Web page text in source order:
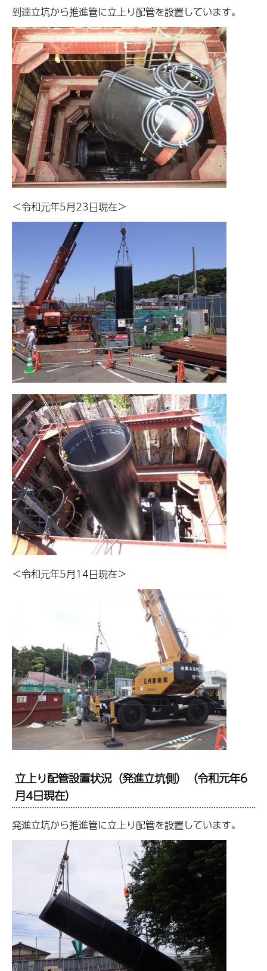
到達立坑から推進管に立上り配管を設置しています。
＜令和元年5月23日現在＞
＜令和元年5月14日現在＞
立上り配管設置状況（発進立坑側）（令和元年6
月4日現在）
発進立坑から推進管に立上り配管を設置しています。